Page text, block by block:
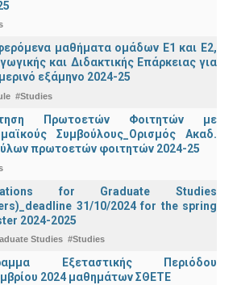
μαθήματα ομάδων Ε1 και Ε2,
και Διδακτικής Επάρκειας για
εξάμηνο 2024-25
#Studies
Πρωτοετών Φοιτητών με
Συμβούλους_Ορισμός Ακαδ.
πρωτοετών φοιτητών 2024-25
for Graduate Studies
31/10/2024 for the spring
2024-2025
Studies #Studies
Εξεταστικής Περιόδου
2024 μαθημάτων ΣΘΕΤΕ